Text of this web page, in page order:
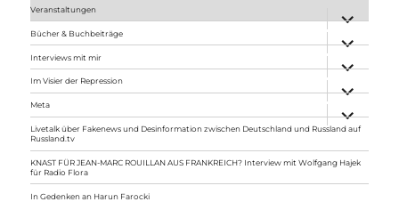
Veranstaltungen
anzeigen
Bücher & Buchbeiträge
anzeigen
Interviews mit mir
anzeigen
Im Visier der Repression
anzeigen
Meta
anzeigen
Livetalk über Fakenews und Desinformation zwischen Deutschland und Russland auf
Russland.tv
KNAST FÜR JEAN-MARC ROUILLAN AUS FRANKREICH? Interview mit Wolfgang Hajek
für Radio Flora
In Gedenken an Harun Farocki